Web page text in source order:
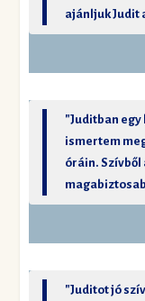
ajánljuk Judit
"Juditban
ismertem
óráin.
"Juditot jó